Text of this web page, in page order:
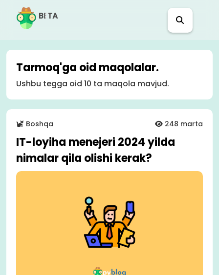
BETA
Tarmoq'ga oid maqolalar.
Ushbu tegga oid 10 ta maqola mavjud.
Boshqa 248 marta
IT-loyiha menejeri 2024 yilda
nimalar qila olishi kerak?